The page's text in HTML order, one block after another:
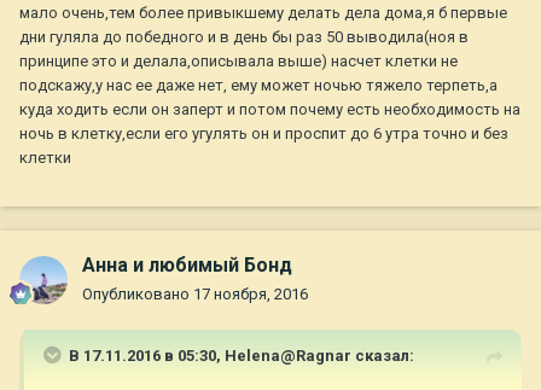
мало очень,тем более привыкшему делать дела дома,я б первые
дни гуляла до победного и в день бы раз 50 выводила(ноя в
принципе это и делала,описывала выше) насчет клетки не
подскажу,у нас ее даже нет, ему может ночью тяжело терпеть,а
куда ходить если он заперт и потом почему есть необходимость на
ночь в клетку,если его угулять он и проспит до 6 утра точно и без
клетки
Анна и любимый Бонд
Опубликовано 17 ноября, 2016
В 17.11.2016 в 05:30, Helena@Ragnar сказал: